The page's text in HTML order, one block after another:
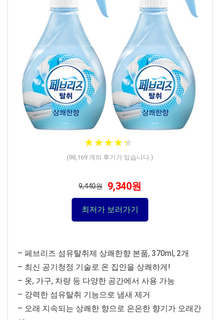
★★★★★
★★★★★
(98,169 개의 후기가 있습니다.)
9,440원 9,340원
최저가 보러가기
– 페브리즈 섬유탈취제 상쾌한향 본품, 370ml, 2개
– 최신 공기청정 기술로 온 집안을 상쾌하게!
– 옷, 가구, 차량 등 다양한 공간에서 사용 가능
– 강력한 섬유탈취 기능으로 냄새 제거
– 오래 지속되는 상쾌한 향으로 은은한 향기가 오래간